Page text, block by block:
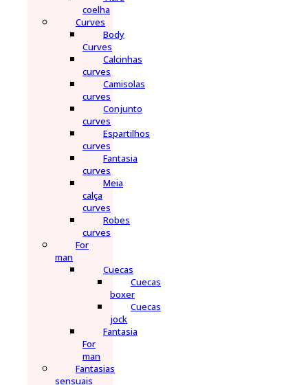
coelha
Curves
Body
Curves
Calcinhas
curves
Camisolas
curves
Conjunto
curves
Espartilhos
curves
Fantasia
curves
Meia
calça
curves
Robes
curves
For
man
Cuecas
Cuecas
boxer
Cuecas
jock
Fantasia
For
man
Fantasias
sensuais